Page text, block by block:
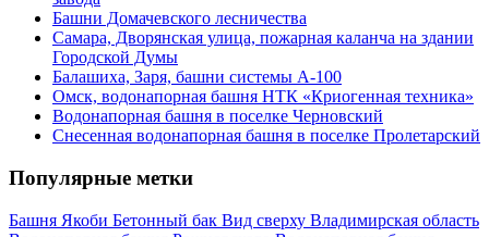
Башни Домачевского лесничества
Самара, Дворянская улица, пожарная каланча на здании
Городской Думы
Балашиха, Заря, башни системы А-100
Омск, водонапорная башня НТК «Криогенная техника»
Водонапорная башня в поселке Черновский
Снесенная водонапорная башня в поселке Пролетарский
Популярные метки
Башня Якоби Бетонный бак Вид сверху Владимирская область